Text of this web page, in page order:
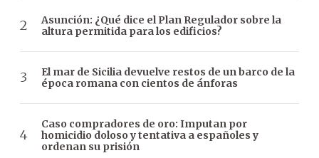
Asunción: ¿Qué dice el Plan Regulador sobre la
altura permitida para los edificios?
El mar de Sicilia devuelve restos de un barco de la
época romana con cientos de ánforas
Caso compradores de oro: Imputan por
homicidio doloso y tentativa a españoles y
ordenan su prisión